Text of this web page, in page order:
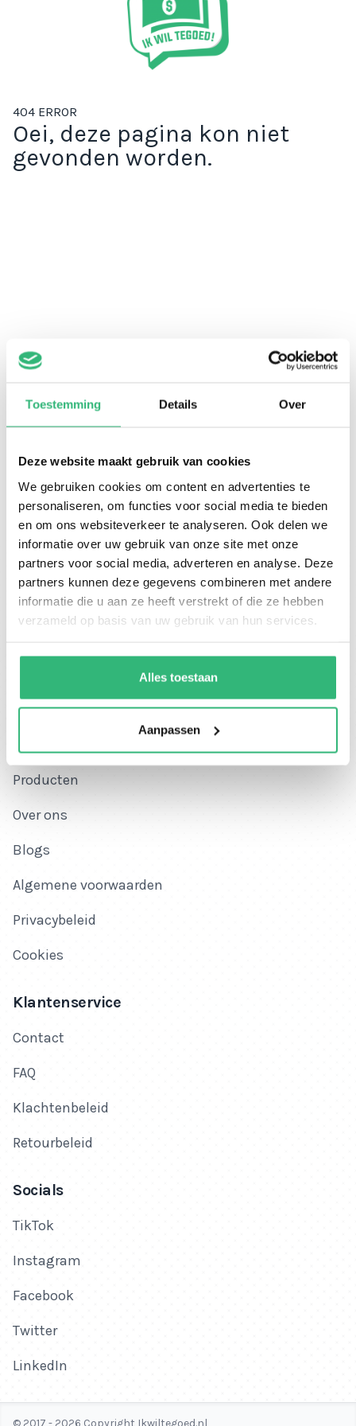
Toestemming Details Over
Deze website maakt gebruik van cookies
We gebruiken cookies om content en advertenties te
personaliseren, om functies voor social media te bieden
en om ons websiteverkeer te analyseren. Ook delen we
informatie over uw gebruik van onze site met onze
partners voor social media, adverteren en analyse. Deze
partners kunnen deze gegevens combineren met andere
informatie die u aan ze heeft verstrekt of die ze hebben
verzameld op basis van uw gebruik van hun services.
Alles toestaan
Aanpassen
404 ERROR
Oei, deze pagina kon niet
gevonden worden.
Bedrijfsnaam
Ikwiltegoed.nl
KvK-nummer
KvK-nummer: 72631538
BTW-nummer
BTW-nummer: NL859181236B01
Adres
Oudenoord 285b
Handige links
Producten
Over ons
Blogs
Algemene voorwaarden
Privacybeleid
Cookies
Klantenservice
Contact
FAQ
Klachtenbeleid
Retourbeleid
Socials
TikTok
Instagram
Facebook
Twitter
LinkedIn
© 2017 - 2026 Copyright Ikwiltegoed.nl